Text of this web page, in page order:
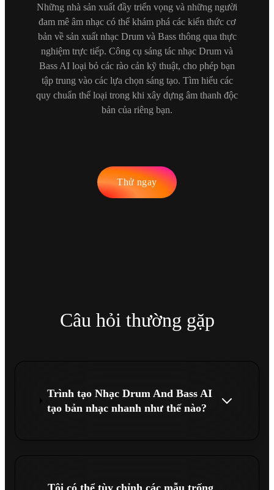
Những nhà sản xuất đầy triển vọng và những người
đam mê âm nhạc có thể khám phá các kiến thức cơ
bản về sản xuất nhạc Drum và Bass thông qua thực
nghiệm trực tiếp. Công cụ sáng tác nhạc Drum và
Bass AI loại bỏ các rào cản kỹ thuật, cho phép bạn
tập trung vào các lựa chọn sáng tạo. Tìm hiểu các
quy chuẩn thể loại trong khi xây dựng âm thanh độc
bản của riêng bạn.
Thử ngay
Câu hỏi thường gặp
Trình tạo Nhạc Drum And Bass AI
tạo bản nhạc nhanh như thế nào?
Tôi có thể tùy chỉnh các mẫu trống